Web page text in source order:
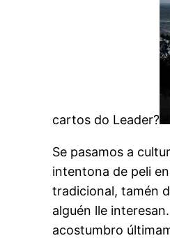
cartos do Leader?
Se pasamos a
intentona de peli
tradicional, tamén
alguén lle
acostumbro